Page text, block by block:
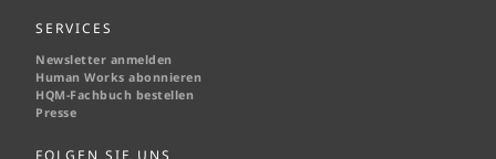
SERVICES
Newsletter anmelden
Human Works abonnieren
HQM-Fachbuch bestellen
Presse